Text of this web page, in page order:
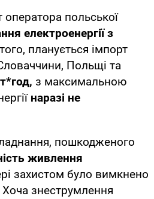
польської
електроенергії з
планується імпорт
Польщі та
з максимальною
наразі не
пошкодженого
живлення
захистом було вимкнено
Хоча знеструмлення